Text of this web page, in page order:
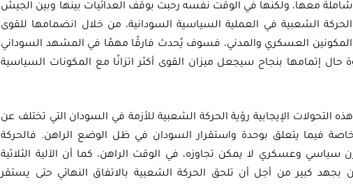
معها، ولكنها في الوقت نفسه رحبت بوقف العدائيات بينها وبين الجيش
الشعبية في العملية السياسية السودانية، من خلال انضمامها للقوى
المكونين العسكري والمدني، فسوف يُحدث فارقًا مهمًا في المشهد السوداني
إتمامها بنجاح سيجعل ميزان القوى أكثر اتزانًا مع المكونات السياسية
الإيجابية رؤية الحركة الشعبية للأزمة في السودان التي تختلف عن
خاصة فيما يتعلق بوحدة واستقرار السودان في ظل الوضع الراهن. فالحركة
سياسي وعسكري لا يمكن تجاوزه، في الوقت الراهن، كما أن الآلية الثلاثية
بجهد كبير من أجل أن تلحق الحركة الشعبية بالاتفاق النهائي حتى يستقر